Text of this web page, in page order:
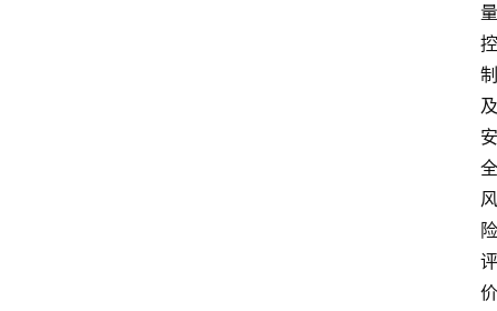
量
控
制
及
安
全
风
险
评
价